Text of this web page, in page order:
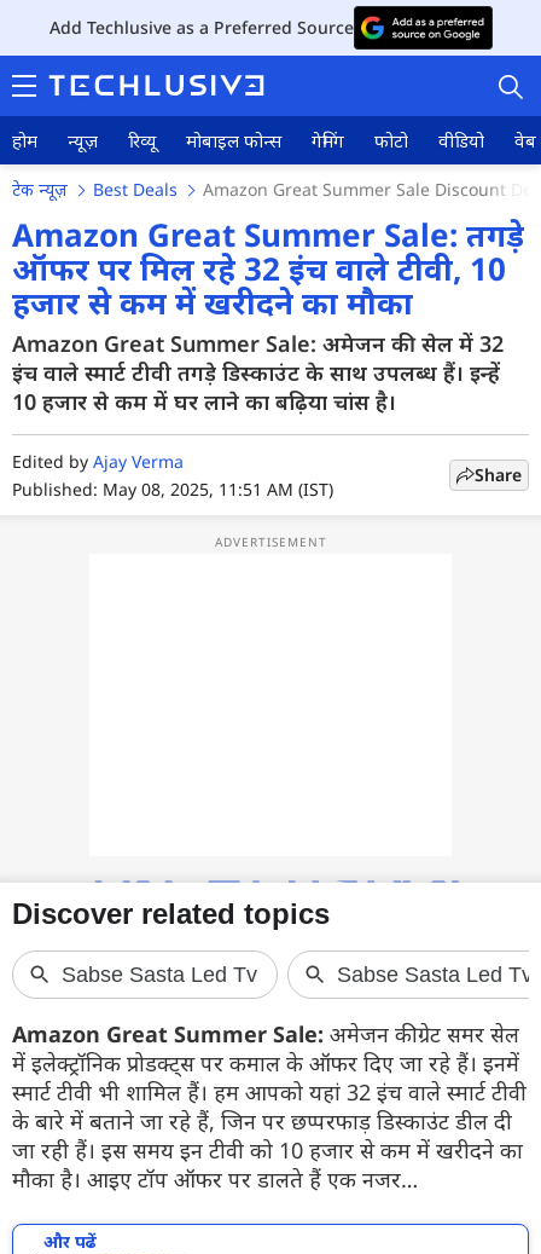
Add Techlusive as a Preferred Source
होम न्यूज़ रिव्यू मोबाइल फोन्स गेमिंग फोटो वीडियो वेब
होम
न्यूज़
रिव्यू
मोबाइल फोन्स
गेमिंग
टेक न्यूज़ Best Deals Amazon Great Summer Sale Discount
Amazon Great Summer Sale: तगड़े
ऑफर पर मिल रहे 32 इंच वाले टीवी, 10
हजार से कम में खरीदने का मौका
Amazon Great Summer Sale: अमेजन की सेल में 32
इंच वाले स्मार्ट टीवी तगड़े डिस्काउंट के साथ उपलब्ध हैं। इन्हें
10 हजार से कम में घर लाने का बढ़िया चांस है।
Edited by Ajay Verma
Published: May 08, 2025, 11:51 AM (IST)
Share
Amazon Great Summer Sale: अमेजन की ग्रेट समर सेल
में इलेक्ट्रॉनिक प्रोडक्ट्स पर कमाल के ऑफर दिए जा रहे हैं। इनमें
स्मार्ट टीवी भी शामिल हैं। हम आपको यहां 32 इंच वाले स्मार्ट टीवी
के बारे में बताने जा रहे हैं, जिन पर छप्परफाड़ डिस्काउंट डील दी
जा रही हैं। इस समय इन टीवी को 10 हजार से कम में खरीदने का
मौका है। आइए टॉप ऑफर पर डालते हैं एक नजर…
और पढें